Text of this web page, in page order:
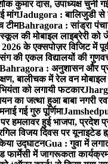
कुमार दास, उपाध्यक्ष चुनी
मांगJadugora : बालिजुडी से
टीमBahragora : सांड्रा
की मोबाइल लाइब्रेरी
के एक्सपोज़र विजिट में
की एकल विद्यालयों की
Bahragora : अनुशासन और
बालीचक में रेल वन
को लगायी फटकार
का जत्था हुआ बाबा नगरी
गई गुरु पूर्णिमा
हमलावर हुई भाजपा, प्रदेश
विजय दिवस पर यूनाइटेड
उद्घाटनGua : गुवा में
फार्मेसी में जागरूकता